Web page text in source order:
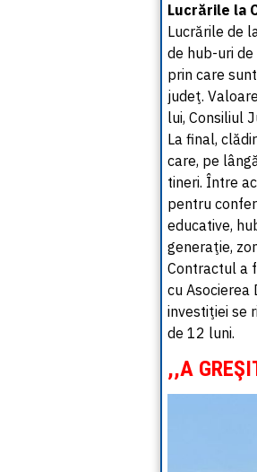
Lucrările la
Lucrările de
de hub-uri
prin care
judeţ.
lui, Consiliul
La final,
care, pe
tineri. Între
pentru
educative,
generaţie,
Contractul a
cu Asocierea
investiţiei se
de 12 luni.
,,A